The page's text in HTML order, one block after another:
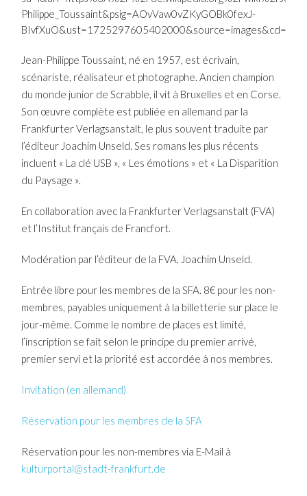
Jean-Philippe Toussaint, né en 1957, est écrivain,
scénariste, réalisateur et photographe. Ancien champion
du monde junior de Scrabble, il vit à Bruxelles et en Corse.
Son œuvre complète est publiée en allemand par la
Frankfurter Verlagsanstalt, le plus souvent traduite par
l’éditeur Joachim Unseld. Ses romans les plus récents
incluent « La clé USB », « Les émotions » et « La Disparition
du Paysage ».
En collaboration avec la Frankfurter Verlagsanstalt (FVA)
et l’Institut français de Francfort.
Modération par l’éditeur de la FVA, Joachim Unseld.
Entrée libre pour les membres de la SFA. 8€ pour les non-
membres, payables uniquement à la billetterie sur place le
jour-même. Comme le nombre de places est limité,
l’inscription se fait selon le principe du premier arrivé,
premier servi et la priorité est accordée à nos membres.
Invitation (en allemand)
Réservation pour les membres de la SFA
Réservation pour les non-membres via E-Mail à
kulturportal@stadt-frankfurt.de